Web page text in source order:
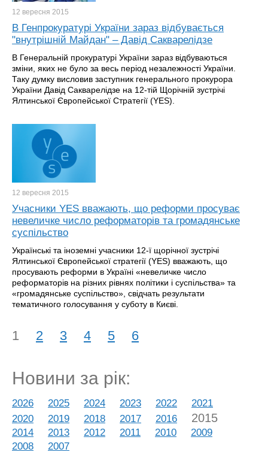
12 вересня 2015
В Генпрокуратурі України зараз відбувається
"внутрішній Майдан" – Давід Сакварелідзе
В Генеральній прокуратурі України зараз відбуваються
зміни, яких не було за весь період незалежності України.
Таку думку висловив заступник генерального прокурора
України Давід Сакварелідзе на 12-тій Щорічній зустрічі
Ялтинської Європейської Стратегії (YES).
12 вересня 2015
Учасники YES вважають, що реформи просуває
невеличке число реформаторів та громадянське
суспільство
Українські та іноземні учасники 12-ї щорічної зустрічі
Ялтинської Європейської стратегії (YES) вважають, що
просувають реформи в Україні «невеличке число
реформаторів на різних рівнях політики і суспільства» та
«громадянське суспільство», свідчать результати
тематичного голосування у суботу в Києві.
1 2 3 4 5 6
Новини за рік:
2026 2025 2024 2023 2022
2021
2020
2019 2018 2017 2016 2015
2014 2013 2012 2011 2010
2009
2008
2007